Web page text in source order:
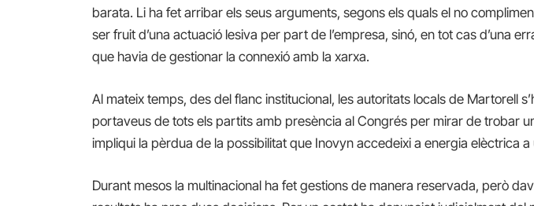
barata. Li ha fet arribar els seus arguments, segons els quals el no
ser fruit d’una actuació lesiva per part de l’empresa, sinó, en tot cas d’una
que havia de gestionar la connexió amb la xarxa.
Al mateix temps, des del flanc institucional, les autoritats locals de Martorell
portaveus de tots els partits amb presència al Congrés per mirar de trobar
impliqui la pèrdua de la possibilitat que Inovyn accedeixi a energia elèctrica
Durant mesos la multinacional ha fet gestions de manera reservada, però